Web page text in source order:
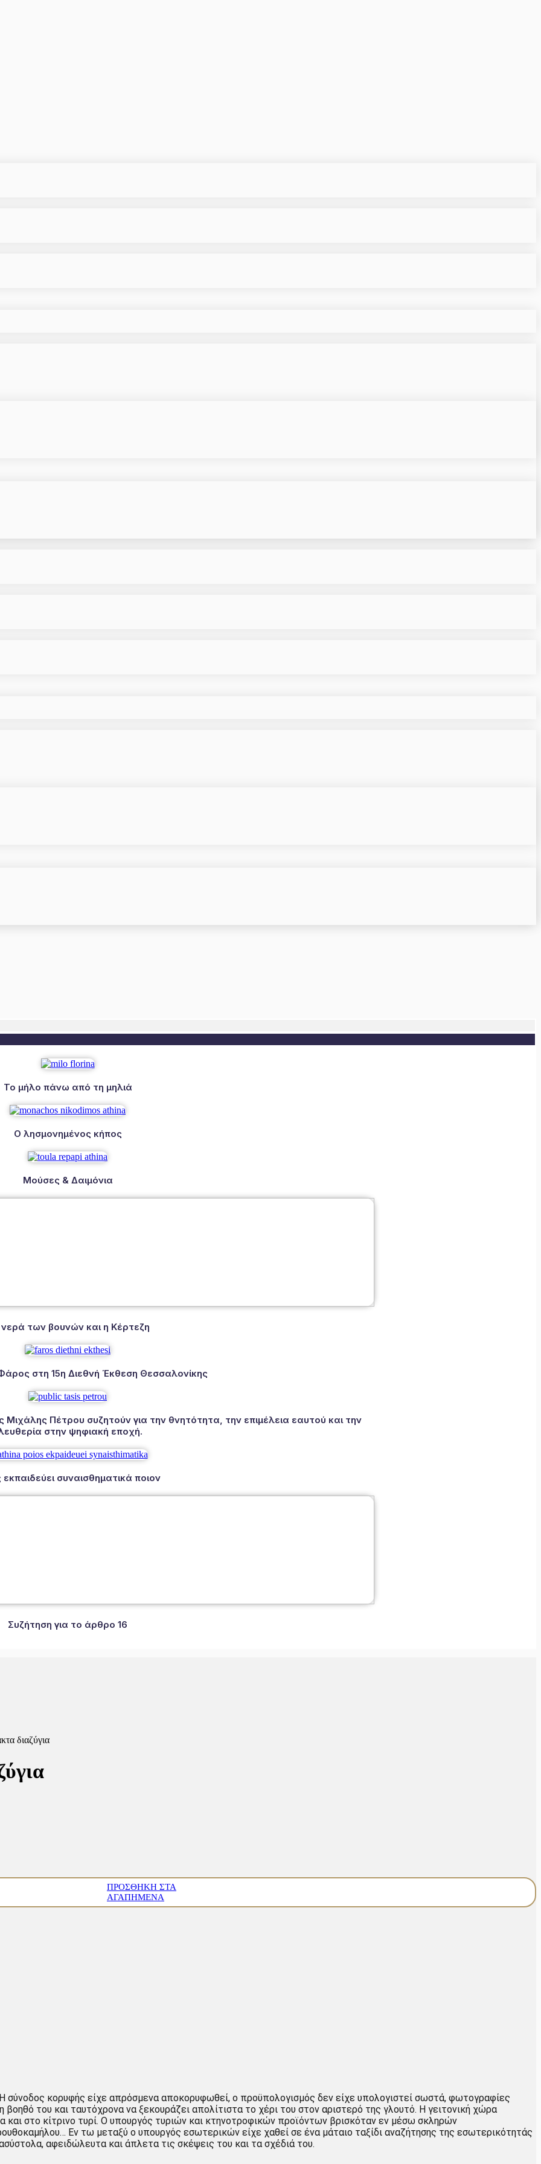
Το μήλο πάνω από τη μηλιά
Ο λησμονημένος κήπος
Μούσες & Δαιμόνια
των βουνών και η Κέρτεζη
στη 15η Διεθνή Έκθεση Θεσσαλονίκης
Πέτρου συζητούν για την θνητότητα, την επιμέλεια εαυτού και την
στην ψηφιακή εποχή.
εκπαιδεύει συναισθηματικά ποιον
Συζήτηση για το άρθρο 16
διαζύγια
ΠΡΟΣΘΉΚΗ ΣΤΑ
ΑΓΑΠΗΜΈΝΑ
σύνοδος κορυφής είχε απρόσμενα αποκορυφωθεί, ο προϋπολογισμός δεν είχε υπολογιστεί σωστά, φωτογραφίες
του και ταυτόχρονα να ξεκουράζει απολίτιστα το χέρι του στον αριστερό της γλουτό. Η γειτονική χώρα
στο κίτρινο τυρί. Ο υπουργός τυριών και κτηνοτροφικών προϊόντων βρισκόταν εν μέσω σκληρών
Εν τω μεταξύ ο υπουργός εσωτερικών είχε χαθεί σε ένα μάταιο ταξίδι αναζήτησης της εσωτερικότητάς
αφειδώλευτα και άπλετα τις σκέψεις του και τα σχέδιά του.